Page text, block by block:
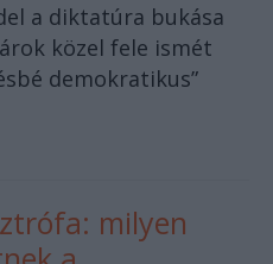
a diktatúra bukása
közel fele ismét
demokratikus”
milyen